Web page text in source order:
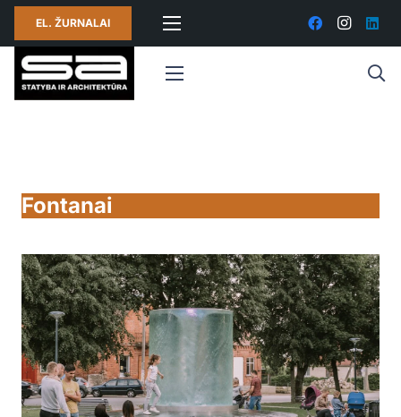
EL. ŽURNALAI
Fontanai